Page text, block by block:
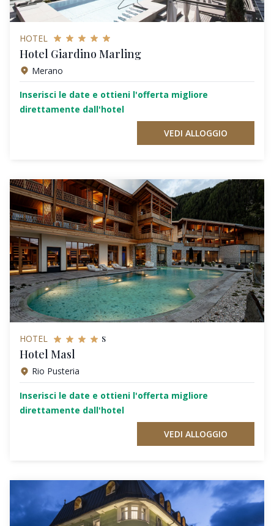
HOTEL
Hotel Giardino Marling
Merano
Inserisci le date e ottieni l'offerta migliore
direttamente dall'hotel
VEDI ALLOGGIO
HOTEL s
Hotel Masl
Rio Pusteria
Inserisci le date e ottieni l'offerta migliore
direttamente dall'hotel
VEDI ALLOGGIO